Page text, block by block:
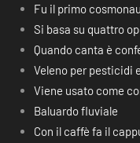
Fu il primo
Si basa su quattro
Quando canta è
Veleno per pesticidi
Viene usato come
Baluardo fluviale
Con il caffè fa il